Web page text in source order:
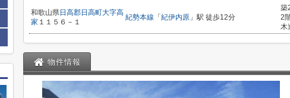
和歌山県日高郡日高町大字高
家 １１５６－１
紀勢本線 「 紀伊内原 」駅 徒歩12分
築
2
木
物件情報